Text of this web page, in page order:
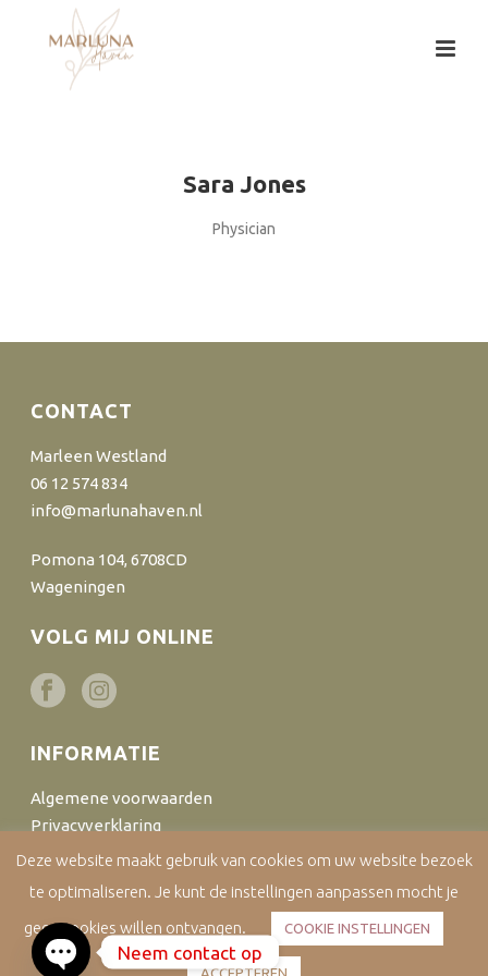
Sara Jones
Physician
CONTACT
Marleen Westland
06 12 574 834
info@marlunahaven.nl
Pomona 104, 6708CD
Wageningen
VOLG MIJ ONLINE
INFORMATIE
Algemene voorwaarden
Privacyverklaring
Cookiebeleid
Bestellen en verzenden
Deze website maakt gebruik van cookies om uw website bezoek
te optimaliseren. Je kunt de instellingen aanpassen mocht je
geen cookies willen ontvangen.
COOKIE INSTELLINGEN
ACCEPTEREN
Neem contact op